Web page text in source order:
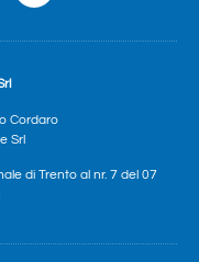
Cordaro
Srl
di Trento al nr. 7 del 07